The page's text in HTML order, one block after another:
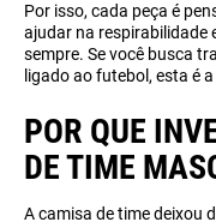
Por isso, cada peça é
ajudar na respirabilidade
sempre. Se você busca
ligado ao futebol, esta é
POR QUE
DE TIME
A camisa de time deixou